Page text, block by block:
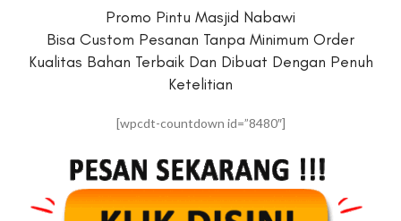
Promo Pintu Masjid Nabawi
Bisa Custom Pesanan Tanpa Minimum Order
Kualitas Bahan Terbaik Dan Dibuat Dengan Penuh
Ketelitian
[wpcdt-countdown id=”8480″]